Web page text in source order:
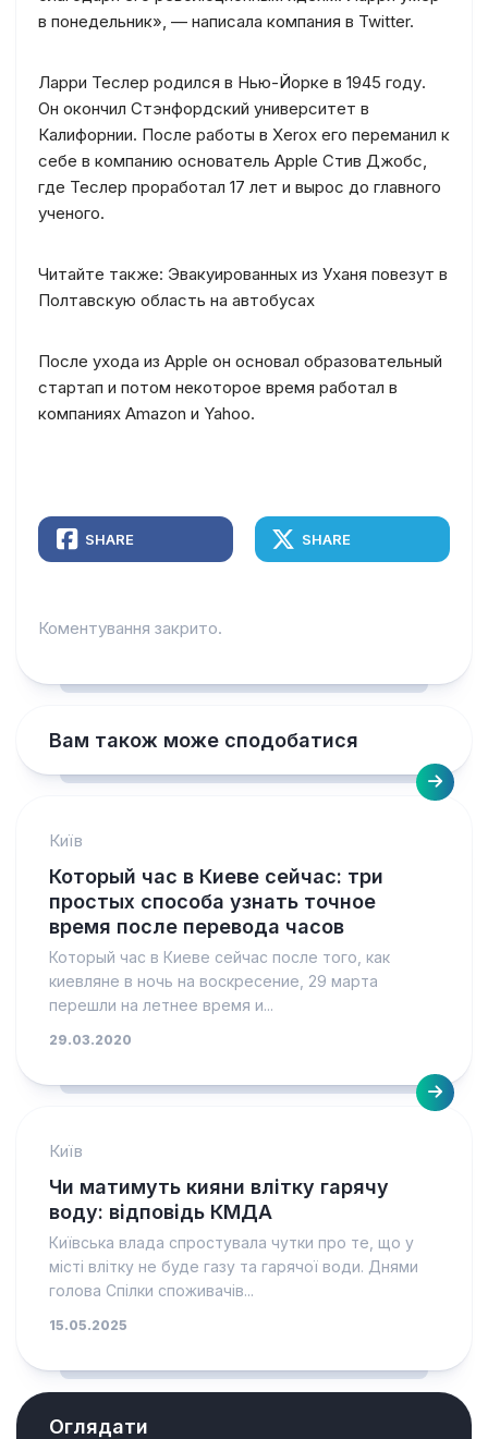
в понедельник», — написала компания в Twitter.
Ларри Теслер родился в Нью-Йорке в 1945 году.
Он окончил Стэнфордский университет в
Калифорнии. После работы в Xerox его переманил к
себе в компанию основатель Apple Стив Джобс,
где Теслер проработал 17 лет и вырос до главного
ученого.
Читайте также: Эвакуированных из Уханя повезут в
Полтавскую область на автобусах
После ухода из Apple он основал образовательный
стартап и потом некоторое время работал в
компаниях Amazon и Yahoo.
SHARE SHARE
Коментування закрито.
Вам також може сподобатися
Київ
Который час в Киеве сейчас: три
простых способа узнать точное
время после перевода часов
Который час в Киеве сейчас после того, как
киевляне в ночь на воскресение, 29 марта
перешли на летнее время и...
29.03.2020
Київ
Чи матимуть кияни влітку гарячу
воду: відповідь КМДА
Київська влада спростувала чутки про те, що у
місті влітку не буде газу та гарячої води. Днями
голова Спілки споживачів...
15.05.2025
Оглядати